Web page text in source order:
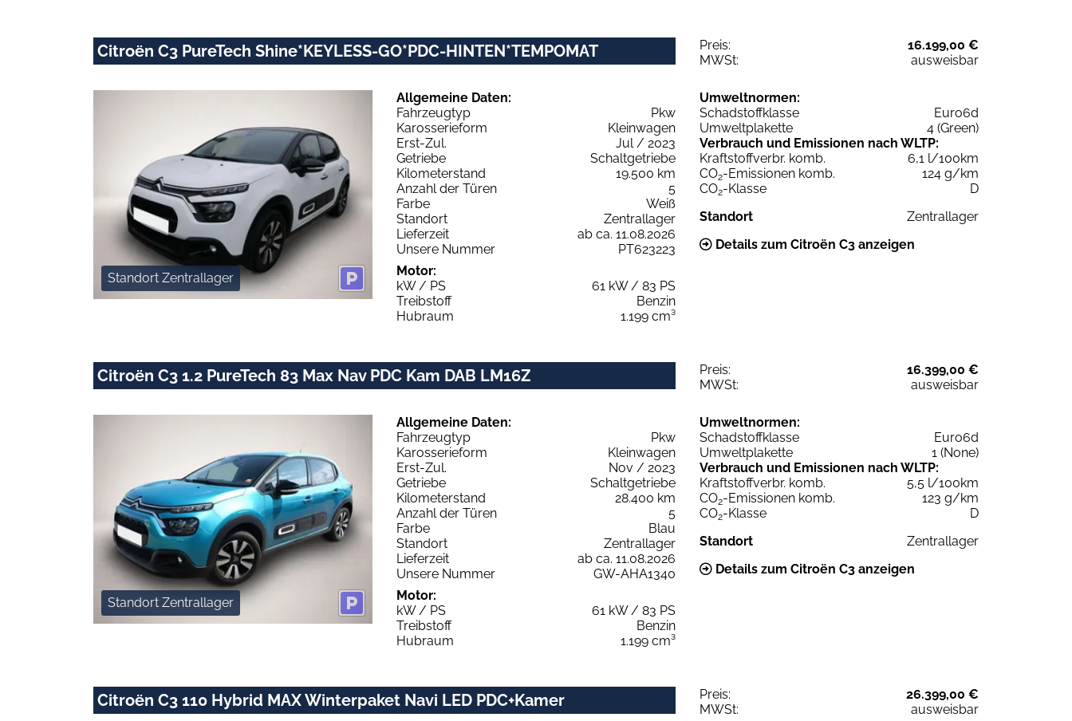
Citroën C3 PureTech Shine*KEYLESS-GO*PDC-HINTEN*TEMPOMAT Preis:
16.199,00 €
MWSt:
ausweisbar
Standort Zentrallager
Allgemeine Daten:
Fahrzeugtyp
Pkw
Karosserieform
Kleinwagen
Erst-Zul.
Jul / 2023
Getriebe
Schaltgetriebe
Kilometerstand
19.500 km
Anzahl der Türen
5
Farbe
Weiß
Standort
Zentrallager
Lieferzeit
ab ca. 11.08.2026
Unsere Nummer
PT623223
Motor:
kW / PS
61 kW / 83 PS
Treibstoff
Benzin
Hubraum
1.199 cm³
Umweltnormen:
Schadstoffklasse
Euro6d
Umweltplakette
4 (Green)
Verbrauch und Emissionen nach WLTP:
Kraftstoffverbr. komb.
6,1 l/100km
CO2-Emissionen komb.
124 g/km
CO2-Klasse
D
Standort
Zentrallager
Details zum Citroën C3 anzeigen
Citroën C3 1.2 PureTech 83 Max Nav PDC Kam DAB LM16Z Preis:
16.399,00 €
MWSt:
ausweisbar
Standort Zentrallager
Allgemeine Daten:
Fahrzeugtyp
Pkw
Karosserieform
Kleinwagen
Erst-Zul.
Nov / 2023
Getriebe
Schaltgetriebe
Kilometerstand
28.400 km
Anzahl der Türen
5
Farbe
Blau
Standort
Zentrallager
Lieferzeit
ab ca. 11.08.2026
Unsere Nummer
GW-AHA1340
Motor:
kW / PS
61 kW / 83 PS
Treibstoff
Benzin
Hubraum
1.199 cm³
Umweltnormen:
Schadstoffklasse
Euro6d
Umweltplakette
1 (None)
Verbrauch und Emissionen nach WLTP:
Kraftstoffverbr. komb.
5,5 l/100km
CO2-Emissionen komb.
123 g/km
CO2-Klasse
D
Standort
Zentrallager
Details zum Citroën C3 anzeigen
Citroën C3 110 Hybrid MAX Winterpaket Navi LED PDC+Kamer Preis:
26.399,00 €
MWSt:
ausweisbar